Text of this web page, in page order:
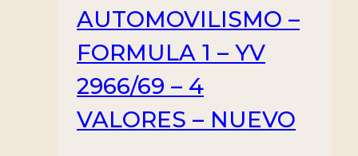
AUTOMOVILISMO –
FORMULA 1 – YV
2966/69 – 4
VALORES – NUEVO